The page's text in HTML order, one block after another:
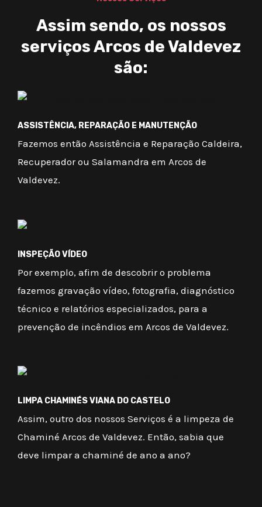
Assim sendo, os nossos
serviços Arcos de Valdevez
são:
ASSISTÊNCIA, REPARAÇÃO E MANUTENÇÃO
Fazemos então Assistência e Reparação Caldeira,
Recuperador ou Salamandra em Arcos de
Valdevez.
INSPEÇÃO VÍDEO
Por exemplo, afim de descobrir o problema
fazemos gravação vídeo, fotografia, diagnóstico
técnico e relatórios especializados, para a
prevenção de incêndios em Arcos de Valdevez.
LIMPA CHAMINÉS VIANA DO CASTELO
Assim, outro dos nossos Serviços é a limpeza de
Chaminé Arcos de Valdevez. Então, sabia que
deve limpar a chaminé de ano a ano?